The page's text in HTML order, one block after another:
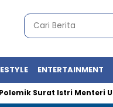
ENTERTAINMENT
Istri Menteri UMKM